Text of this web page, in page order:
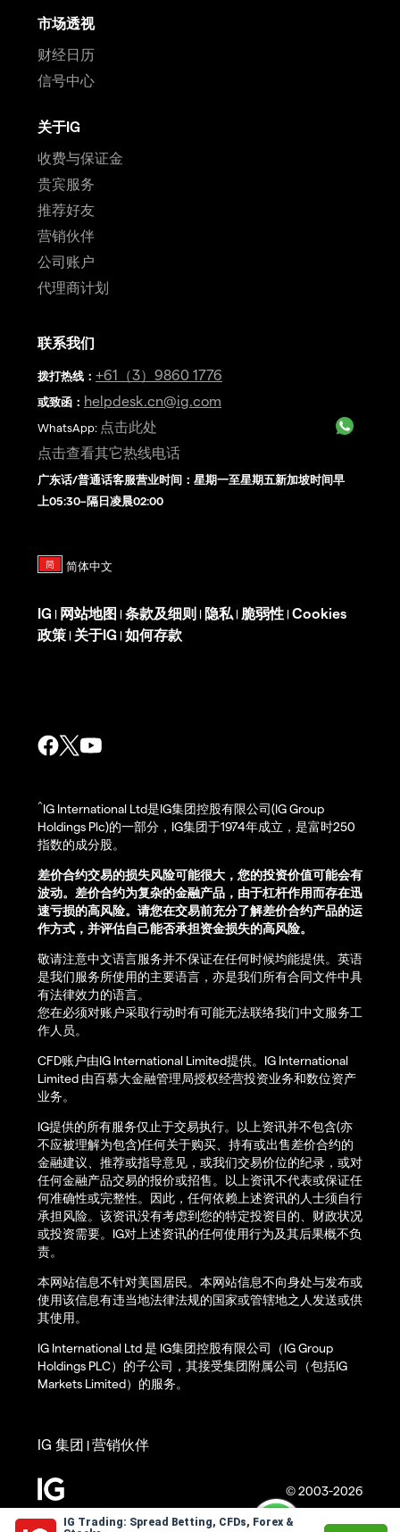
IG Trading: Spread Betting, CFDs, Forex &
市场透视
财经日历
信号中心
关于IG
收费与保证金
贵宾服务
推荐好友
营销伙伴
公司账户
代理商计划
联系我们
拨打热线 ： +61（3）9860 1776
或致函： helpdesk.cn@ig.com
WhatsApp: 点击此处
点击查看其它热线电话
广东话/普通话客服营业时间：星期一至星期五新加坡时间早
上05:30–隔日凌晨02:00
IG | 网站地图 | 条款及细则 | 隐私 | 脆弱性 | Cookies
政策 | 关于IG | 如何存款
^IG International Ltd是IG集团控股有限公司(IG Group
Holdings Plc)的一部分，IG集团于1974年成立，是富时250
指数的成分股。
差价合约交易的损失风险可能很大，您的投资价值可能会有
波动。差价合约为复杂的金融产品，由于杠杆作用而存在迅
速亏损的高风险。请您在交易前充分了解差价合约产品的运
作方式，并评估自己能否承担资金损失的高风险。
敬请注意中文语言服务并不保证在任何时候均能提供。英语
是我们服务所使用的主要语言，亦是我们所有合同文件中具
有法律效力的语言。
您在必须对账户采取行动时有可能无法联络我们中文服务工
作人员。
CFD账户由IG International Limited提供。IG International
Limited 由百慕大金融管理局授权经营投资业务和数位资产
业务。
IG提供的所有服务仅止于交易执行。以上资讯并不包含(亦
不应被理解为包含)任何关于购买、持有或出售差价合约的
金融建议、推荐或指导意见，或我们交易价位的纪录，或对
任何金融产品交易的报价或招售。以上资讯不代表或保证任
何准确性或完整性。因此，任何依赖上述资讯的人士须自行
承担风险。该资讯没有考虑到您的特定投资目的、财政状况
或投资需要。IG对上述资讯的任何使用行为及其后果概不负
责。
本网站信息不针对美国居民。本网站信息不向身处与发布或
使用该信息有违当地法律法规的国家或管辖地之人发送或供
其使用。
IG International Ltd 是 IG集团控股有限公司（IG Group
Holdings PLC）的子公司，其接受集团附属公司（包括IG
Markets Limited）的服务。
© 2003-2026
IG 集团 |营销伙伴